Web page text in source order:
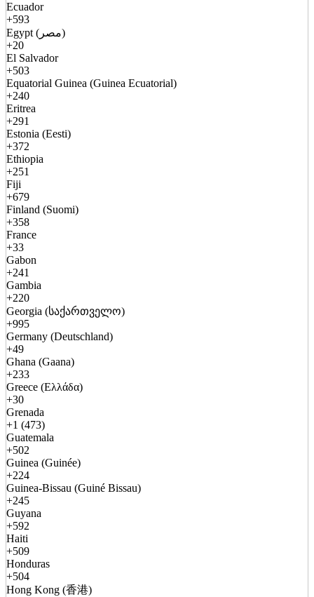
Ecuador
+593
Egypt (مصر)
+20
El Salvador
+503
Equatorial Guinea (Guinea Ecuatorial)
+240
Eritrea
+291
Estonia (Eesti)
+372
Ethiopia
+251
Fiji
+679
Finland (Suomi)
+358
France
+33
Gabon
+241
Gambia
+220
Georgia (საქართველო)
+995
Germany (Deutschland)
+49
Ghana (Gaana)
+233
Greece (Ελλάδα)
+30
Grenada
+1 (473)
Guatemala
+502
Guinea (Guinée)
+224
Guinea-Bissau (Guiné Bissau)
+245
Guyana
+592
Haiti
+509
Honduras
+504
Hong Kong (香港)